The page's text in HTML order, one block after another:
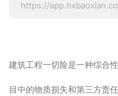
建筑工程一切险是一种综合
目中的物质损失和第三方责